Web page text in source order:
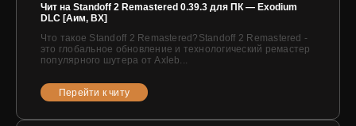
Чит на Standoff 2 Remastered 0.39.3 для ПК — Exodium
DLC [Аим, ВХ]
Что такое Standoff 2 Remastered?Standoff 2 Remastered -
это глобальное обновление и технологический ремастер
популярного шутера от Axleb...
Перейти к читу